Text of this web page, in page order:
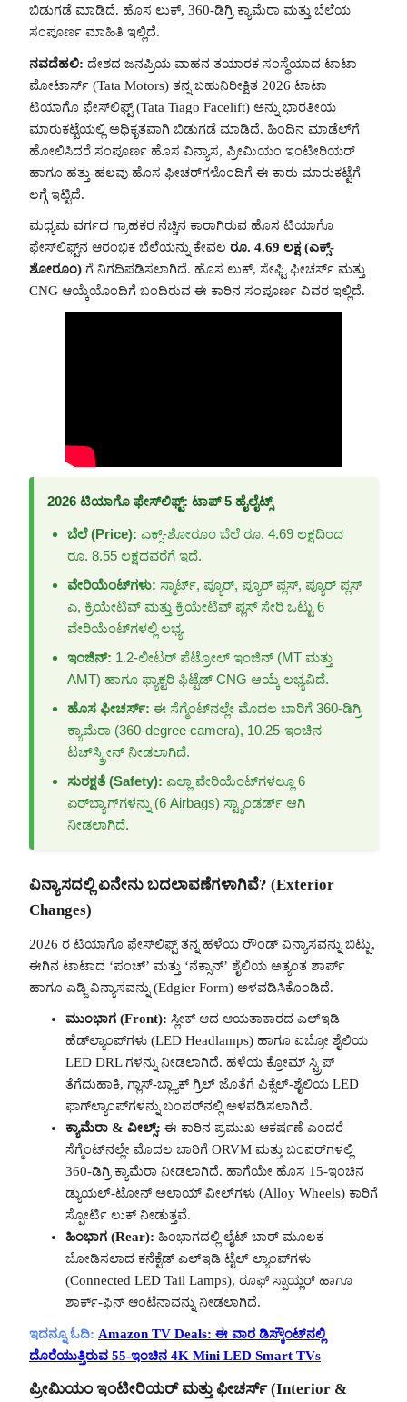
ಬಿಡುಗಡೆ ಮಾಡಿದೆ. ಹೊಸ ಲುಕ್, 360-ಡಿಗ್ರಿ ಕ್ಯಾಮೆರಾ ಮತ್ತು ಬೆಲೆಯ
ಸಂಪೂರ್ಣ ಮಾಹಿತಿ ಇಲ್ಲಿದೆ.
ನವದೆಹಲಿ: ದೇಶದ ಜನಪ್ರಿಯ ವಾಹನ ತಯಾರಕ ಸಂಸ್ಥೆಯಾದ ಟಾಟಾ
ಮೋಟಾರ್ಸ್ (Tata Motors) ತನ್ನ ಬಹುನಿರೀಕ್ಷಿತ 2026 ಟಾಟಾ
ಟಿಯಾಗೊ ಫೇಸ್‌ಲಿಫ್ಟ್ (Tata Tiago Facelift) ಅನ್ನು ಭಾರತೀಯ
ಮಾರುಕಟ್ಟೆಯಲ್ಲಿ ಅಧಿಕೃತವಾಗಿ ಬಿಡುಗಡೆ ಮಾಡಿದೆ. ಹಿಂದಿನ ಮಾಡೆಲ್‌ಗೆ
ಹೋಲಿಸಿದರೆ ಸಂಪೂರ್ಣ ಹೊಸ ವಿನ್ಯಾಸ, ಪ್ರೀಮಿಯಂ ಇಂಟೀರಿಯರ್
ಹಾಗೂ ಹತ್ತು-ಹಲವು ಹೊಸ ಫೀಚರ್‌ಗಳೊಂದಿಗೆ ಈ ಕಾರು ಮಾರುಕಟ್ಟೆಗೆ
ಲಗ್ಗೆ ಇಟ್ಟಿದೆ.
ಮಧ್ಯಮ ವರ್ಗದ ಗ್ರಾಹಕರ ನೆಚ್ಚಿನ ಕಾರಾಗಿರುವ ಹೊಸ ಟಿಯಾಗೊ
ಫೇಸ್‌ಲಿಫ್ಟ್‌ನ ಆರಂಭಿಕ ಬೆಲೆಯನ್ನು ಕೇವಲ ರೂ. 4.69 ಲಕ್ಷ (ಎಕ್ಸ್-
ಶೋರೂಂ) ಗೆ ನಿಗದಿಪಡಿಸಲಾಗಿದೆ. ಹೊಸ ಲುಕ್, ಸೇಫ್ಟಿ ಫೀಚರ್ಸ್ ಮತ್ತು
CNG ಆಯ್ಕೆಯೊಂದಿಗೆ ಬಂದಿರುವ ಈ ಕಾರಿನ ಸಂಪೂರ್ಣ ವಿವರ ಇಲ್ಲಿದೆ.
2026 ಟಿಯಾಗೊ ಫೇಸ್‌ಲಿಫ್ಟ್: ಟಾಪ್ 5 ಹೈಲೈಟ್ಸ್
ಬೆಲೆ (Price): ಎಕ್ಸ್-ಶೋರೂಂ ಬೆಲೆ ರೂ. 4.69 ಲಕ್ಷದಿಂದ
ರೂ. 8.55 ಲಕ್ಷದವರೆಗೆ ಇದೆ.
ವೇರಿಯೆಂಟ್‌ಗಳು: ಸ್ಮಾರ್ಟ್, ಪ್ಯೂರ್, ಪ್ಯೂರ್ ಪ್ಲಸ್, ಪ್ಯೂರ್ ಪ್ಲಸ್
ಎ, ಕ್ರಿಯೇಟಿವ್ ಮತ್ತು ಕ್ರಿಯೇಟಿವ್ ಪ್ಲಸ್ ಸೇರಿ ಒಟ್ಟು 6
ವೇರಿಯೆಂಟ್‌ಗಳಲ್ಲಿ ಲಭ್ಯ.
ಇಂಜಿನ್: 1.2-ಲೀಟರ್ ಪೆಟ್ರೋಲ್ ಇಂಜಿನ್ (MT ಮತ್ತು
AMT) ಹಾಗೂ ಫ್ಯಾಕ್ಟರಿ ಫಿಟ್ಟೆಡ್ CNG ಆಯ್ಕೆ ಲಭ್ಯವಿದೆ.
ಹೊಸ ಫೀಚರ್ಸ್: ಈ ಸೆಗ್ಮೆಂಟ್‌ನಲ್ಲೇ ಮೊದಲ ಬಾರಿಗೆ 360-ಡಿಗ್ರಿ
ಕ್ಯಾಮೆರಾ (360-degree camera), 10.25-ಇಂಚಿನ
ಟಚ್‌ಸ್ಕ್ರೀನ್ ನೀಡಲಾಗಿದೆ.
ಸುರಕ್ಷತೆ (Safety): ಎಲ್ಲಾ ವೇರಿಯೆಂಟ್‌ಗಳಲ್ಲೂ 6
ಏರ್‌ಬ್ಯಾಗ್‌ಗಳನ್ನು (6 Airbags) ಸ್ಟ್ಯಾಂಡರ್ಡ್ ಆಗಿ
ನೀಡಲಾಗಿದೆ.
ವಿನ್ಯಾಸದಲ್ಲಿ ಏನೇನು ಬದಲಾವಣೆಗಳಾಗಿವೆ? (Exterior
Changes)
2026 ರ ಟಿಯಾಗೊ ಫೇಸ್‌ಲಿಫ್ಟ್ ತನ್ನ ಹಳೆಯ ರೌಂಡ್ ವಿನ್ಯಾಸವನ್ನು ಬಿಟ್ಟು,
ಈಗಿನ ಟಾಟಾದ ‘ಪಂಚ್’ ಮತ್ತು ‘ನೆಕ್ಸಾನ್’ ಶೈಲಿಯ ಅತ್ಯಂತ ಶಾರ್ಪ್
ಹಾಗೂ ಎಡ್ಜಿ ವಿನ್ಯಾಸವನ್ನು (Edgier Form) ಅಳವಡಿಸಿಕೊಂಡಿದೆ.
ಮುಂಭಾಗ (Front): ಸ್ಲೀಕ್ ಆದ ಆಯತಾಕಾರದ ಎಲ್ಇಡಿ
ಹೆಡ್‌ಲ್ಯಾಂಪ್‌ಗಳು (LED Headlamps) ಹಾಗೂ ಐಬ್ರೋ ಶೈಲಿಯ
LED DRL ಗಳನ್ನು ನೀಡಲಾಗಿದೆ. ಹಳೆಯ ಕ್ರೋಮ್ ಸ್ಟ್ರಿಪ್
ತೆಗೆದುಹಾಕಿ, ಗ್ಲಾಸ್-ಬ್ಲ್ಯಾಕ್ ಗ್ರಿಲ್ ಜೊತೆಗೆ ಪಿಕ್ಸೆಲ್-ಶೈಲಿಯ LED
ಫಾಗ್‌ಲ್ಯಾಂಪ್‌ಗಳನ್ನು ಬಂಪರ್‌ನಲ್ಲಿ ಅಳವಡಿಸಲಾಗಿದೆ.
ಕ್ಯಾಮೆರಾ & ವೀಲ್ಸ್: ಈ ಕಾರಿನ ಪ್ರಮುಖ ಆಕರ್ಷಣೆ ಎಂದರೆ
ಸೆಗ್ಮೆಂಟ್‌ನಲ್ಲೇ ಮೊದಲ ಬಾರಿಗೆ ORVM ಮತ್ತು ಬಂಪರ್‌ಗಳಲ್ಲಿ
360-ಡಿಗ್ರಿ ಕ್ಯಾಮೆರಾ ನೀಡಲಾಗಿದೆ. ಹಾಗೆಯೇ ಹೊಸ 15-ಇಂಚಿನ
ಡ್ಯುಯಲ್-ಟೋನ್ ಅಲಾಯ್ ವೀಲ್‌ಗಳು (Alloy Wheels) ಕಾರಿಗೆ
ಸ್ಪೋರ್ಟಿ ಲುಕ್ ನೀಡುತ್ತವೆ.
ಹಿಂಭಾಗ (Rear): ಹಿಂಭಾಗದಲ್ಲಿ ಲೈಟ್ ಬಾರ್ ಮೂಲಕ
ಜೋಡಿಸಲಾದ ಕನೆಕ್ಟೆಡ್ ಎಲ್ಇಡಿ ಟೈಲ್ ಲ್ಯಾಂಪ್‌ಗಳು
(Connected LED Tail Lamps), ರೂಫ್ ಸ್ಪಾಯ್ಲರ್ ಹಾಗೂ
ಶಾರ್ಕ್-ಫಿನ್ ಆಂಟೆನಾವನ್ನು ನೀಡಲಾಗಿದೆ.
ಇದನ್ನೂ ಓದಿ: Amazon TV Deals: ಈ ವಾರ ಡಿಸ್ಕೌಂಟ್‌ನಲ್ಲಿ
ದೊರೆಯುತ್ತಿರುವ 55-ಇಂಚಿನ 4K Mini LED Smart TVs
ಪ್ರೀಮಿಯಂ ಇಂಟೀರಿಯರ್ ಮತ್ತು ಫೀಚರ್ಸ್ (Interior &